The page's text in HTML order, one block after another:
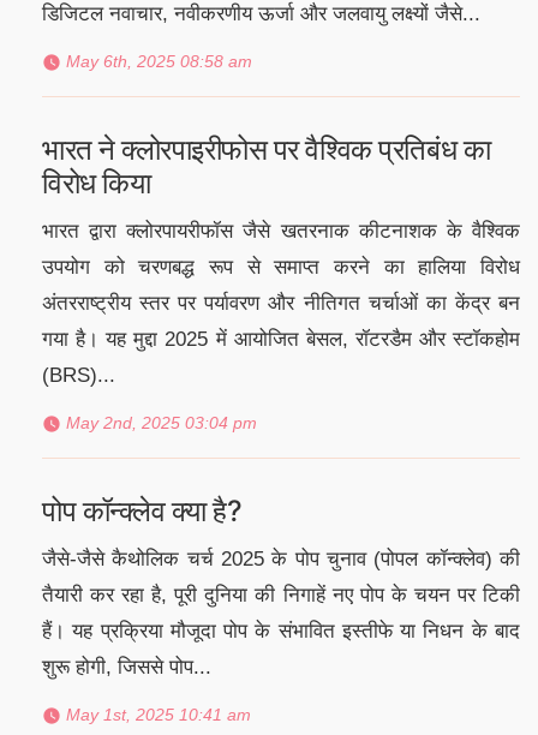
डिजिटल नवाचार, नवीकरणीय ऊर्जा और जलवायु लक्ष्यों जैसे...
May 6th, 2025 08:58 am
भारत ने क्लोरपाइरीफोस पर वैश्विक प्रतिबंध का
विरोध किया
भारत द्वारा क्लोरपायरीफॉस जैसे खतरनाक कीटनाशक के वैश्विक
उपयोग को चरणबद्ध रूप से समाप्त करने का हालिया विरोध
अंतरराष्ट्रीय स्तर पर पर्यावरण और नीतिगत चर्चाओं का केंद्र बन
गया है। यह मुद्दा 2025 में आयोजित बेसल, रॉटरडैम और स्टॉकहोम
(BRS)...
May 2nd, 2025 03:04 pm
पोप कॉन्क्लेव क्या है?
जैसे-जैसे कैथोलिक चर्च 2025 के पोप चुनाव (पोपल कॉन्क्लेव) की
तैयारी कर रहा है, पूरी दुनिया की निगाहें नए पोप के चयन पर टिकी
हैं। यह प्रक्रिया मौजूदा पोप के संभावित इस्तीफे या निधन के बाद
शुरू होगी, जिससे पोप...
May 1st, 2025 10:41 am